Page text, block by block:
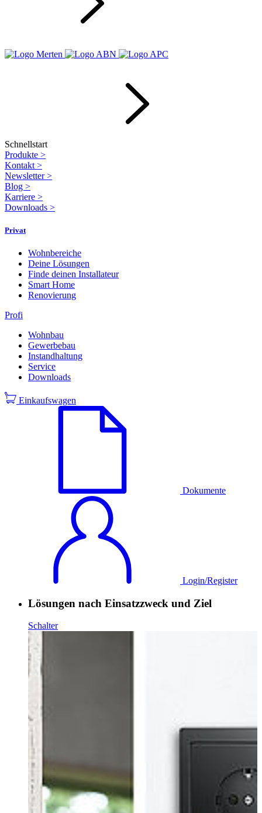
Schnellstart
Produkte >
Kontakt >
Newsletter>
Blog >
Karriere >
Downloads >
Privat
Wohnbereiche
Deine Lösungen
Finde deinen Installateur
Smart Home
Renovierung
Profi
Wohnbau
Gewerbebau
Instandhaltung
Service
Downloads
Einkaufswagen
Dokumente
Login/Register
Lösungen nach Einsatzzweck und Ziel
Schalter